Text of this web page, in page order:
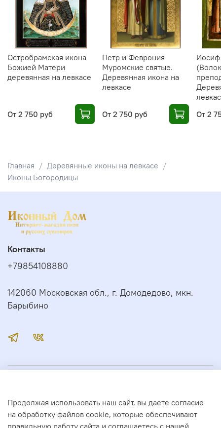
Остробрамская икона
Божией Матери
деревянная на левкасе
От 2 750 руб
Петр и Феврония
Муромские святые.
Деревянная икона на
левкасе
От 2 750 руб
От 2
Главная
Деревянные иконы на левкасе
Иконы Богородицы
Сервис
Контакты
+79854108880
142060 Московская обл., г. Домодедово, мкн.
Барыбино
Продолжая использовать наш сайт, вы даете согласие
на обработку файлов cookie, которые обеспечивают